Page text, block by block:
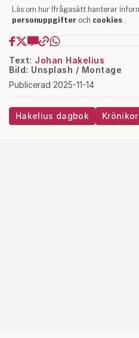
Text: Johan Hakelius
Bild: Unsplash / Montage
Publicerad 2025-11-14
Hakelius dagbok Krönikor